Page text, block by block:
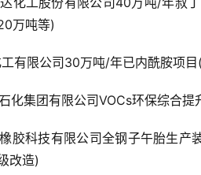
万吨等)
有限公司30万吨/年已内酰胺项
化集团有限公司VOCs环保综合
胶科技有限公司全钢子午胎生
改造)